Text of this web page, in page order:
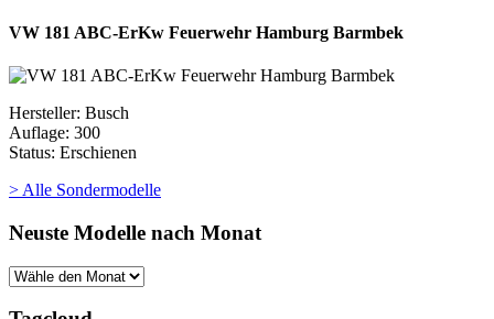
VW 181 ABC-ErKw Feuerwehr Hamburg Barmbek
Hersteller: Busch
Auflage: 300
Status: Erschienen
> Alle Sondermodelle
Neuste Modelle nach Monat